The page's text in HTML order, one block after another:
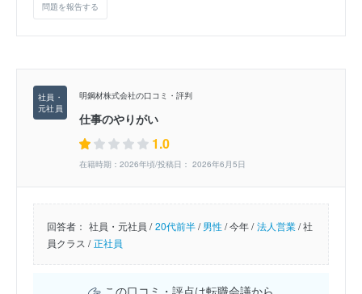
問題を報告する
明鋼材株式会社の口コミ・評判
仕事のやりがい
1.0
在籍時期：2026年頃/投稿日： 2026年6月5日
回答者： 社員・元社員 / 20代前半/男性/今年 / 法人営業/社
員クラス / 正社員